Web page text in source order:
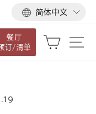
语
言
简体中文
餐厅
订/清单
大车